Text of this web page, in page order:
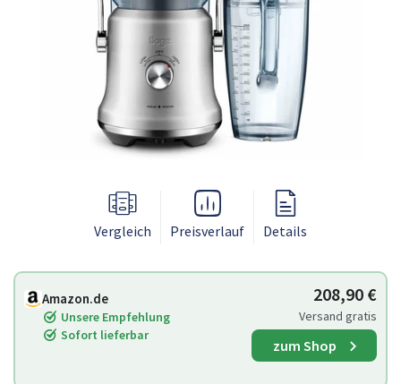
Vergleich Preisverlauf Details
Amazon.de
Unsere Empfehlung
Sofort lieferbar
208,90 €
Versand gratis
zum Shop